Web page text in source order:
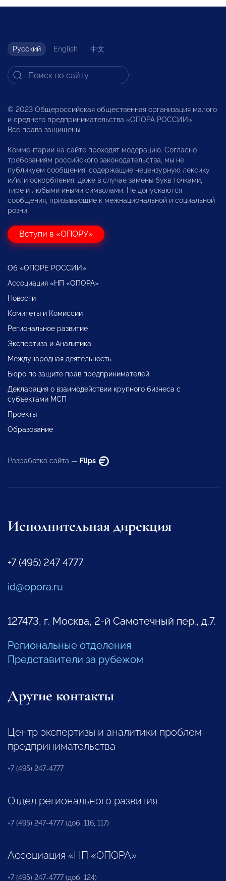
Русский English 中文
© 2023 Общероссийская общественная организация малого
и среднего предпринимательства «ОПОРА РОССИИ».
Все права защищены.
Комментарии на сайте проходят модерацию. Согласно
требованиям российского законодательства, мы не
публикуем сообщения, содержащие нецензурную лексику
и/или оскорбления, даже в случае замены букв точками,
тире и любыми иными символами. Не допускаются
сообщения, призывающие к межнациональной и социальной
розни.
Вступи в «ОПОРУ»
Об «ОПОРЕ РОССИИ»
Ассоциация «НП «ОПОРА»
Новости
Комитеты и Комиссии
Региональное развитие
Экспертиза и Аналитика
Международная деятельность
Бюро по защите прав предпринимателей
Декларация о взаимодействии крупного бизнеса с
субъектами МСП
Проекты
Образование
Разработка сайта — Flips
Исполнительная дирекция
+7 (495) 247 4777
id@opora.ru
127473, г. Москва, 2-й Самотечный пер., д.7.
Региональные отделения
Представители за рубежом
Другие контакты
Центр экспертизы и аналитики проблем
предпринимательства
+7 (495) 247-4777
Отдел регионального развития
+7 (495) 247-4777 (доб. 116, 117)
Ассоциация «НП «ОПОРА»
+7 (495) 247-4777 (доб. 124)